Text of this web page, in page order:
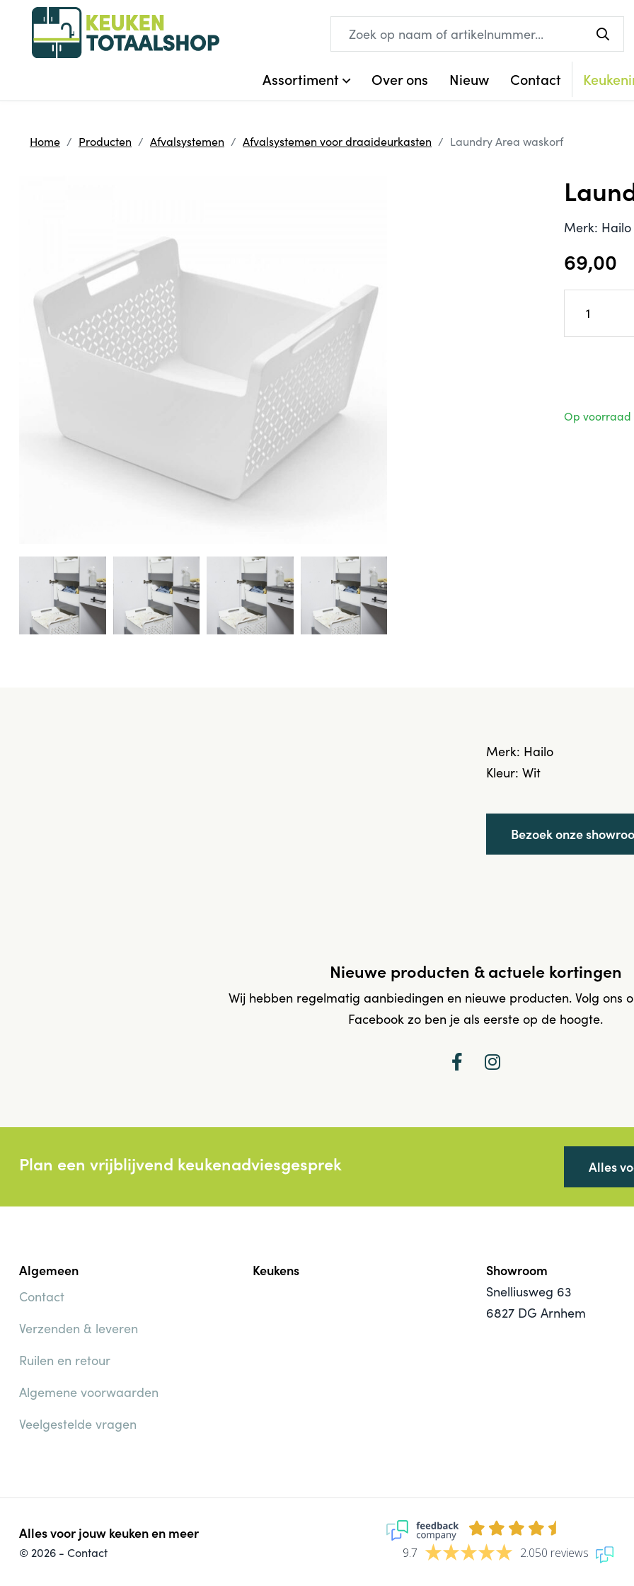
Assortiment Over ons Nieuw Contact
Home Producten Afvalsystemen Afvalsystemen voor draaideurkasten Laundry Area waskorf
Merk: Hailo
69,00
Op voorraad
Merk: Hailo
Kleur: Wit
Bezoek onze
Nieuwe producten & actuele kortingen
Wij hebben regelmatig aanbiedingen en nieuwe producten. Volg ons
Facebook zo ben je als eerste op de hoogte.
Plan een vrijblijvend keukenadviesgesprek Alles
Algemeen
Contact
Verzenden & leveren
Ruilen en retour
Algemene voorwaarden
Veelgestelde vragen
Keukens Showroom
Snelliusweg 63
6827 DG Arnhem
Alles voor jouw keuken en meer
© 2026 - Contact 9.7 2.050 reviews